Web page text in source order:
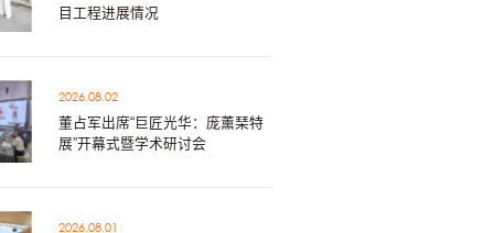
目工程进展情况
2026.08.02
董占军出席“巨匠光华：庞薰琹特
展”开幕式暨学术研讨会
2026.08.01